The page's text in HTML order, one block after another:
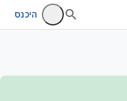
היכנס